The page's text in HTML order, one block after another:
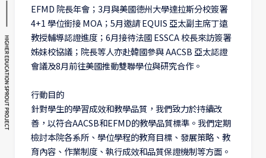
EFMD 院長年會；3月與美國德州大學達拉斯分校簽署
4+1 學位銜接 MOA；5月邀請 EQUIS 亞太副主席丁遠
教授輔導認證進度；6月接待法國 ESSCA 校長來訪簽署
姊妹校協議；院長等人亦赴韓國參與 AACSB 亞太認證
會議及8月前往美國推動雙聯學位與研究合作。
行動目的
針對學生的學習成效和教學品質，我們致力於持續改
善，以符合AACSB和EFMD的教學品質標準。我們定期
檢討本院各系所、學位學程的教育目標、發展策略、教
育內容、作業制度、執行成效和品質保證機制等方面。